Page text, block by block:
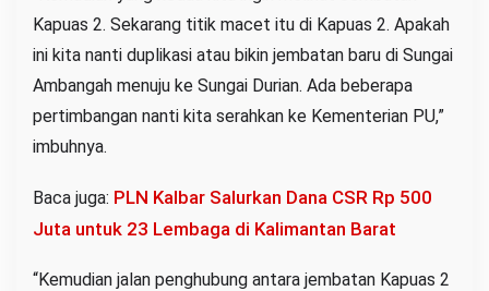
Kapuas 2. Sekarang titik macet itu di Kapuas 2. Apakah
ini kita nanti duplikasi atau bikin jembatan baru di Sungai
Ambangah menuju ke Sungai Durian. Ada beberapa
pertimbangan nanti kita serahkan ke Kementerian PU,”
imbuhnya.
Baca juga: PLN Kalbar Salurkan Dana CSR Rp 500
Juta untuk 23 Lembaga di Kalimantan Barat
“Kemudian jalan penghubung antara jembatan Kapuas 2